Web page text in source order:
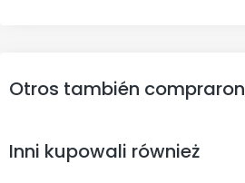
Otros también compraron
Inni kupowali również